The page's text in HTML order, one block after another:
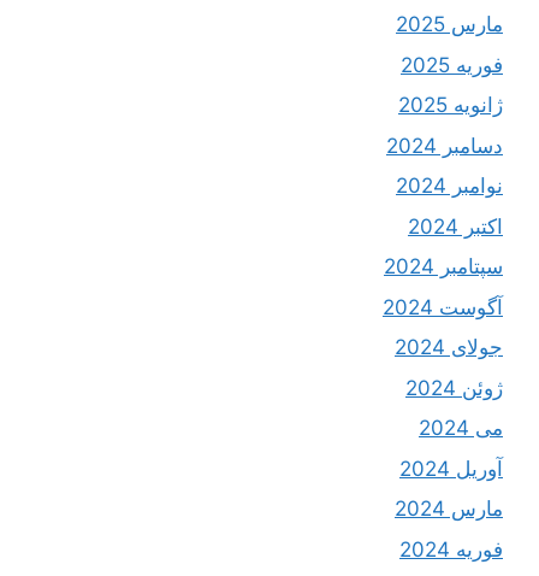
مارس 2025
فوریه 2025
ژانویه 2025
دسامبر 2024
نوامبر 2024
اکتبر 2024
سپتامبر 2024
آگوست 2024
جولای 2024
ژوئن 2024
می 2024
آوریل 2024
مارس 2024
فوریه 2024